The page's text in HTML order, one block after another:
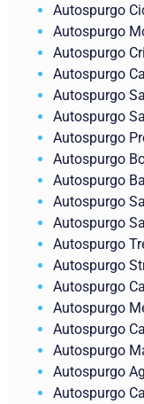
Autospurgo
Autospurgo
Autospurgo
Autospurgo
Autospurgo
Autospurgo
Autospurgo
Autospurgo
Autospurgo
Autospurgo
Autospurgo
Autospurgo
Autospurgo
Autospurgo
Autospurgo
Autospurgo
Autospurgo
Autospurgo
Autospurgo